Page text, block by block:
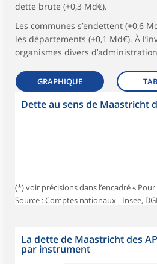
dette brute (+0,3 Md€).
Les communes s’endettent (+0,6
les départements (+0,1 Md€). À
organismes divers
GRAPHIQUE
Dette au sens de Maastricht
(*) voir précisions dans l’encadré «
Source : Comptes nationaux - Insee,
La dette de Maastricht des
par instrument